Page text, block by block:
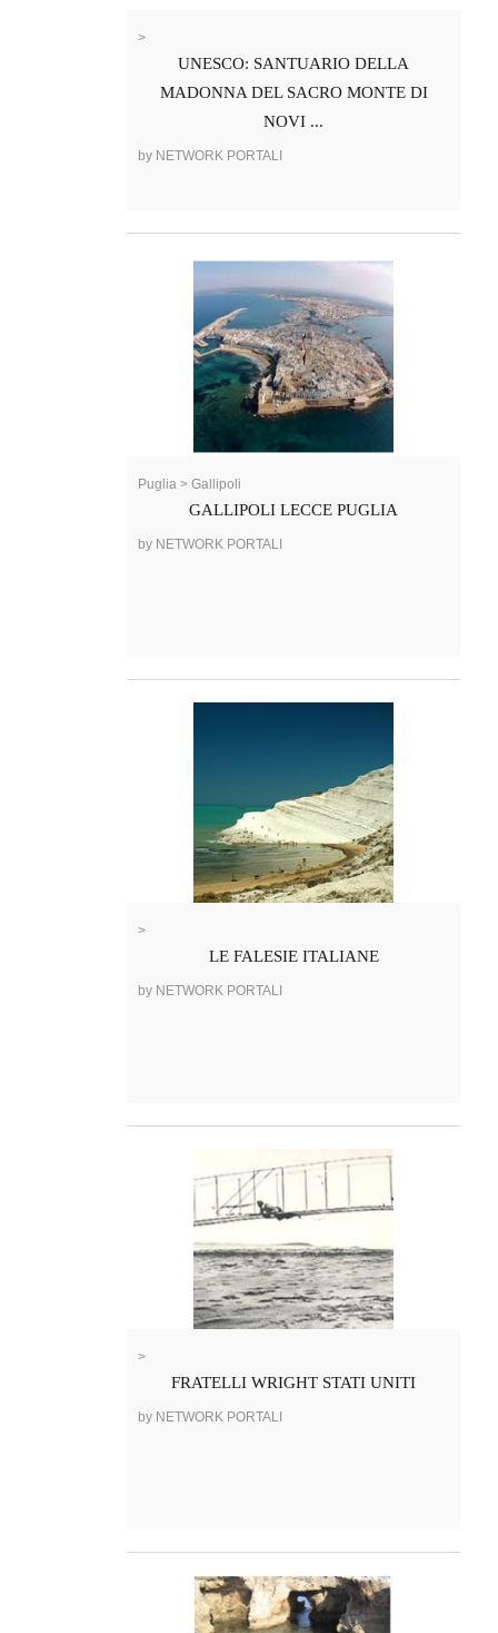
>
UNESCO: SANTUARIO DELLA
MADONNA DEL SACRO MONTE DI
NOVI ...
by NETWORK PORTALI
Puglia > Gallipoli
GALLIPOLI LECCE PUGLIA
by NETWORK PORTALI
>
LE FALESIE ITALIANE
by NETWORK PORTALI
>
FRATELLI WRIGHT STATI UNITI
by NETWORK PORTALI